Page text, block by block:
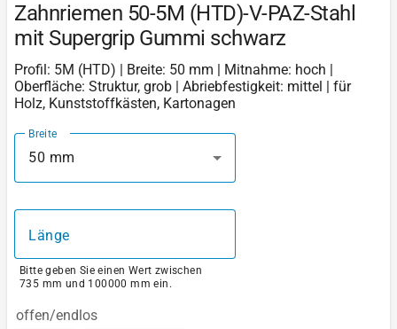
Zahnriemen 50-5M (HTD)-V-PAZ-Stahl
mit Supergrip Gummi schwarz
Profil: 5M (HTD) | Breite: 50 mm | Mitnahme: hoch |
Oberfläche: Struktur, grob | Abriebfestigkeit: mittel | für
Holz, Kunststoffkästen, Kartonagen
Breite
50 mm
Länge
Bitte geben Sie einen Wert zwischen
735 mm und 100000 mm ein.
offen/endlos